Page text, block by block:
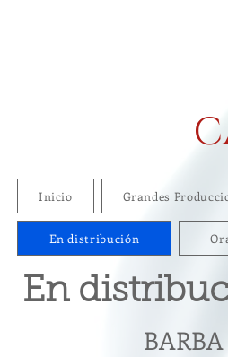
Inicio Grandes
En distribución
En